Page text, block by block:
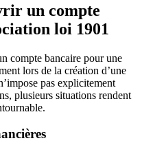
un compte
loi 1901
compte bancaire pour une
lors de la création d’une
pas explicitement
plusieurs situations rendent